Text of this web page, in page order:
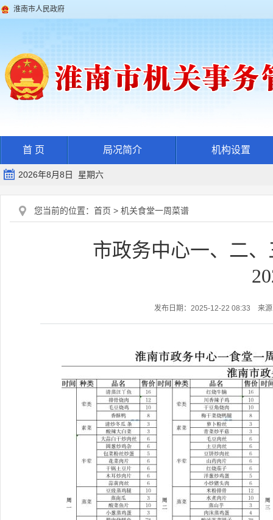
淮南市人民政府
首 页 局况简介 机构设置
2026年8月8日 星期六
您当前的位置： 首页 > 机关食堂一周菜谱
市政务中心一、二、
发布日期：2025-12-22 08:33 来